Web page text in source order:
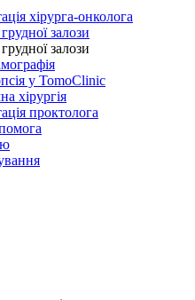
хірурга-онколога
залози
залози
у TomoClinic
хірургія
проктолога